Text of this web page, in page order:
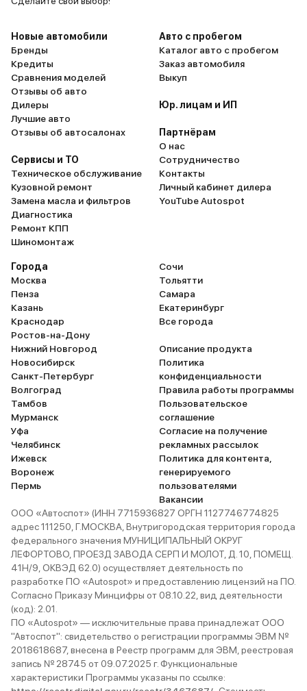
Новые автомобили
Бренды
Кредиты
Сравнения моделей
Отзывы об авто
Дилеры
Лучшие авто
Отзывы об автосалонах
Сервисы и ТО
Техническое обслуживание
Кузовной ремонт
Замена масла и фильтров
Диагностика
Ремонт КПП
Шиномонтаж
Авто с пробегом
Каталог авто с пробегом
Заказ автомобиля
Выкуп
Юр. лицам и ИП
Партнёрам
О нас
Сотрудничество
Контакты
Личный кабинет дилера
YouTube Autospot
Города
Москва
Пенза
Казань
Краснодар
Ростов-на-Дону
Нижний Новгород
Новосибирск
Санкт-Петербург
Волгоград
Тамбов
Мурманск
Уфа
Челябинск
Ижевск
Воронеж
Пермь
Сочи
Тольятти
Самара
Екатеринбург
Все города
Описание продукта
Политика
конфиденциальности
Правила работы программы
Пользовательское
соглашение
Согласие на получение
рекламных рассылок
Политика для контента,
генерируемого
пользователями
Вакансии
ООО «Автоспот» (ИНН 7715936827 ОРГН 1127746774825
адрес 111250, Г.МОСКВА, Внутригородская территория города
федерального значения МУНИЦИПАЛЬНЫЙ ОКРУГ
ЛЕФОРТОВО, ПРОЕЗД ЗАВОДА СЕРП И МОЛОТ, Д. 10, ПОМЕЩ.
41Н/9, ОКВЭД 62.0) осуществляет деятельность по
разработке ПО «Autospot» и предоставлению лицензий на ПО.
Согласно Приказу Минцифры от 08.10.22, вид деятельности
(код): 2.01.
ПО «Autospot» — исключительные права принадлежат ООО
"Автоспот": свидетельство о регистрации программы ЭВМ №
2018618687, внесена в Реестр программ для ЭВМ, реестровая
запись № 28745 от 09.07.2025 г. Функциональные
характеристики Программы указаны по ссылке: